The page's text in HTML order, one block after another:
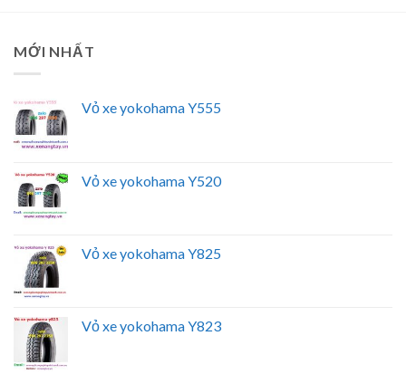
MỚI NHẤT
Vỏ xe yokohama Y555
Vỏ xe yokohama Y520
Vỏ xe yokohama Y825
Vỏ xe yokohama Y823